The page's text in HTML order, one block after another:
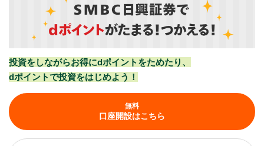
投資をしながらお得にdポイントをためたり、
dポイントで投資をはじめよう！
無料
口座開設はこちら